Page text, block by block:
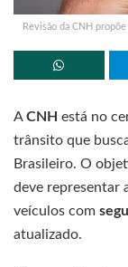
Revisão da CNH
ACNH está no
trânsito que
Brasileiro. O
deve representar
veículos com
atualizado.